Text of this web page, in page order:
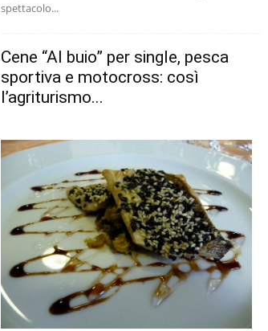
spettacolo...
Cene “Al buio” per single, pesca
sportiva e motocross: così
l’agriturismo...